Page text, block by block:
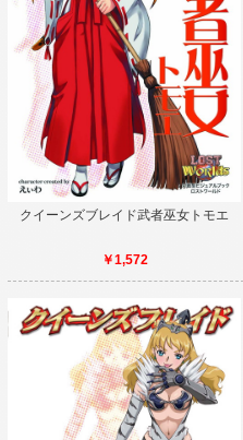
クイーンズブレイド武者巫女トモエ
￥1,572